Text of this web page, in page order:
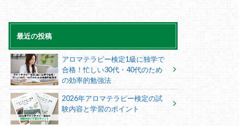
最近の投稿
アロマテラピー検定1級に独学で
合格！忙しい30代・40代のため
の効率的勉強法
2026年アロマテラピー検定の試
験内容と学習のポイント